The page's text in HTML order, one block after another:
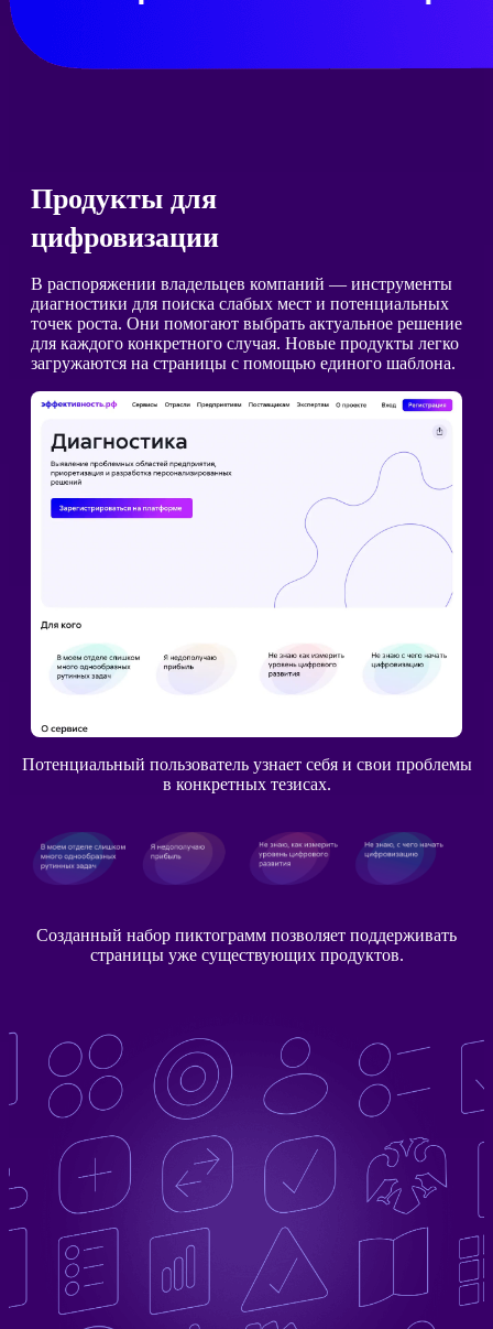
Продукты для
цифровизации
В распоряжении владельцев компаний — инструменты
диагностики для поиска слабых мест и потенциальных
точек роста. Они помогают выбрать актуальное решение
для каждого конкретного случая. Новые продукты легко
загружаются на страницы с помощью единого шаблона.
Потенциальный пользователь узнает себя и свои проблемы
в конкретных тезисах.
Созданный набор пиктограмм позволяет поддерживать
страницы уже существующих продуктов.